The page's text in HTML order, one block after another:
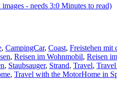
- needs 3:0 Minutes to read)
, CampingCar, Coast, Freistehen mit
, Reisen im Wohnmobil, Reisen
, Staubsauger, Strand, Travel,
, Travel with the MotorHome in